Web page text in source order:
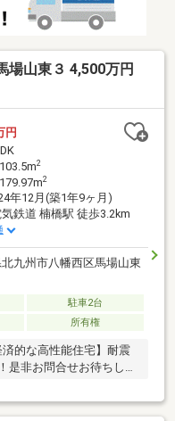
断・補強工事、建物状
場山東３ 4,500万円
円
2
2
年12月(築1年9ヶ月)
鉄道 楠橋駅 徒歩3.2km
九州市八幡西区馬場山東
駐車2台
所有権
済的な高性能住宅】耐震
是非お問合せお待ちして